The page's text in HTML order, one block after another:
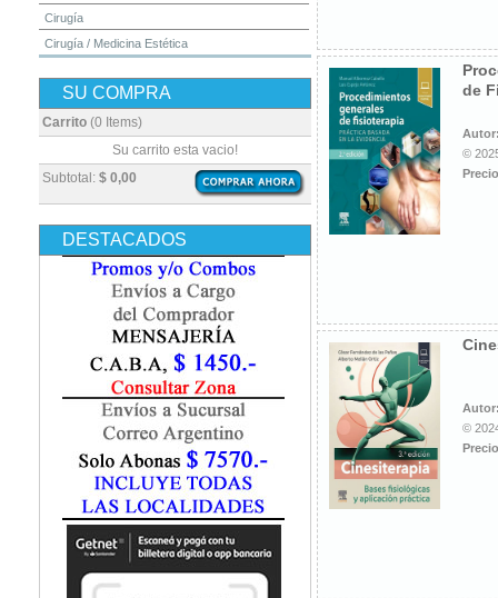
Cirugía
Cirugía / Medicina Estética
Dermatología
Diagnóstico por Imagen / Radiología
Embriología
Enfermería
Epidemiología
Farmacia / Farmacología
Fisiatría / Kinesiología
Fisiología / Fisiopatología
Fonoaudiología
Gastroenterología
Geriatría
Ginecología / Obstetricia
Hematología
Histología
Homeopatía
Infectología
SU COMPRA
Carrito (0 Items)
Subtotal: $ 0,00
Su carrito esta vacio!
DESTACADOS
de
©
©